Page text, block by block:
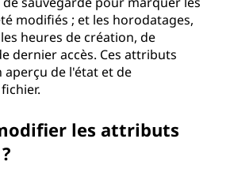
modifiés ; et les horodatages,
heures de création, de
dernier accès. Ces attributs
de l'état et de
les attributs